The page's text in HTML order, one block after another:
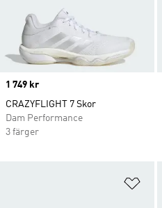
Price
1 749 kr
CRAZYFLIGHT 7 Skor
Dam Performance
3 färger